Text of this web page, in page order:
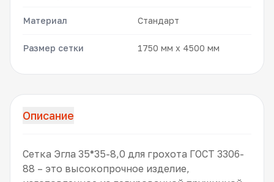
Материал Стандарт
Размер сетки 1750 мм x 4500 мм
Описание
Сетка Эгла 35*35-8,0 для грохота ГОСТ 3306-
88 – это высокопрочное изделие,